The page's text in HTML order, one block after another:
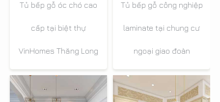
Tủ bếp gỗ óc chó cao
cấp tại biệt thự
VinHomes Thăng Long
Tủ bếp gỗ công nghiệp
laminate tại chung cư
ngoại giao đoàn